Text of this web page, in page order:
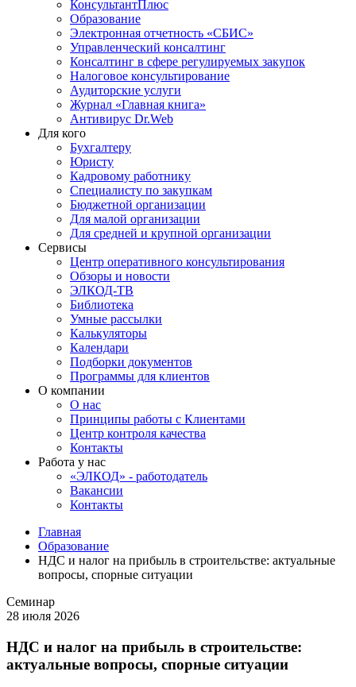
КонсультантПлюс
Образование
Электронная отчетность «СБИС»
Управленческий консалтинг
Консалтинг в сфере регулируемых закупок
Налоговое консультирование
Аудиторские услуги
Журнал «Главная книга»
Антивирус Dr.Web
Для кого
Бухгалтеру
Юристу
Кадровому работнику
Специалисту по закупкам
Бюджетной организации
Для малой организации
Для средней и крупной организации
Сервисы
Центр оперативного консультирования
Обзоры и новости
ЭЛКОД-ТВ
Библиотека
Умные рассылки
Калькуляторы
Календари
Подборки документов
Программы для клиентов
О компании
О нас
Принципы работы с Клиентами
Центр контроля качества
Контакты
Работа у нас
«ЭЛКОД» - работодатель
Вакансии
Контакты
Главная
Образование
НДС и налог на прибыль в строительстве: актуальные
вопросы, спорные ситуации
Семинар
28 июля 2026
НДС и налог на прибыль в строительстве:
актуальные вопросы, спорные ситуации